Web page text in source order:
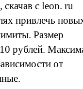
с leon. ru
привлечь
Размер
рублей.
от